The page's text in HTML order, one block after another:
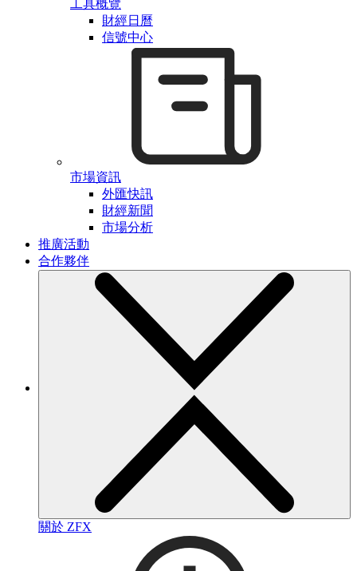
工具概覽
財經日曆
信號中心
市場資訊
外匯快訊
財經新聞
市場分析
推廣活動
合作夥伴
關於 ZFX